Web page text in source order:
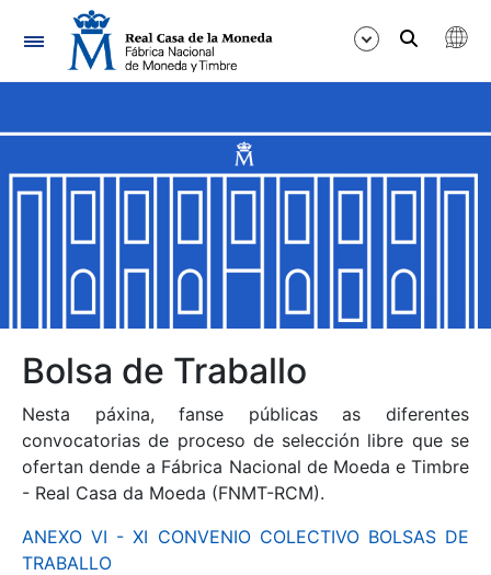
Navegación
Mostrar/Ocultar
Mostrar/Ocultar
Mostrar/Ocultar
Mostrar/Ocultar
Mostrar/Ocultar
Bolsa de Traballo
Nesta páxina, fanse públicas as diferentes
convocatorias de proceso de selección libre que se
ofertan dende a Fábrica Nacional de Moeda e Timbre
- Real Casa da Moeda (FNMT-RCM).
ANEXO VI - XI CONVENIO COLECTIVO BOLSAS DE
TRABALLO